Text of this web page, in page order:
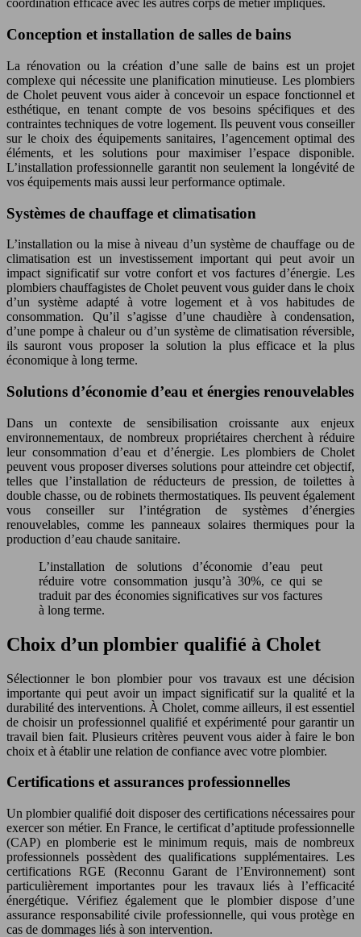
coordination efficace avec les autres corps de métier impliqués.
Conception et installation de salles de bains
La rénovation ou la création d’une salle de bains est un projet
complexe qui nécessite une planification minutieuse. Les plombiers
de Cholet peuvent vous aider à concevoir un espace fonctionnel et
esthétique, en tenant compte de vos besoins spécifiques et des
contraintes techniques de votre logement. Ils peuvent vous conseiller
sur le choix des équipements sanitaires, l’agencement optimal des
éléments, et les solutions pour maximiser l’espace disponible.
L’installation professionnelle garantit non seulement la longévité de
vos équipements mais aussi leur performance optimale.
Systèmes de chauffage et climatisation
L’installation ou la mise à niveau d’un système de chauffage ou de
climatisation est un investissement important qui peut avoir un
impact significatif sur votre confort et vos factures d’énergie. Les
plombiers chauffagistes de Cholet peuvent vous guider dans le choix
d’un système adapté à votre logement et à vos habitudes de
consommation. Qu’il s’agisse d’une chaudière à condensation,
d’une pompe à chaleur ou d’un système de climatisation réversible,
ils sauront vous proposer la solution la plus efficace et la plus
économique à long terme.
Solutions d’économie d’eau et énergies renouvelables
Dans un contexte de sensibilisation croissante aux enjeux
environnementaux, de nombreux propriétaires cherchent à réduire
leur consommation d’eau et d’énergie. Les plombiers de Cholet
peuvent vous proposer diverses solutions pour atteindre cet objectif,
telles que l’installation de réducteurs de pression, de toilettes à
double chasse, ou de robinets thermostatiques. Ils peuvent également
vous conseiller sur l’intégration de systèmes d’énergies
renouvelables, comme les panneaux solaires thermiques pour la
production d’eau chaude sanitaire.
L’installation de solutions d’économie d’eau peut
réduire votre consommation jusqu’à 30%, ce qui se
traduit par des économies significatives sur vos factures
à long terme.
Choix d’un plombier qualifié à Cholet
Sélectionner le bon plombier pour vos travaux est une décision
importante qui peut avoir un impact significatif sur la qualité et la
durabilité des interventions. À Cholet, comme ailleurs, il est essentiel
de choisir un professionnel qualifié et expérimenté pour garantir un
travail bien fait. Plusieurs critères peuvent vous aider à faire le bon
choix et à établir une relation de confiance avec votre plombier.
Certifications et assurances professionnelles
Un plombier qualifié doit disposer des certifications nécessaires pour
exercer son métier. En France, le certificat d’aptitude professionnelle
(CAP) en plomberie est le minimum requis, mais de nombreux
professionnels possèdent des qualifications supplémentaires. Les
certifications RGE (Reconnu Garant de l’Environnement) sont
particulièrement importantes pour les travaux liés à l’efficacité
énergétique. Vérifiez également que le plombier dispose d’une
assurance responsabilité civile professionnelle, qui vous protège en
cas de dommages liés à son intervention.